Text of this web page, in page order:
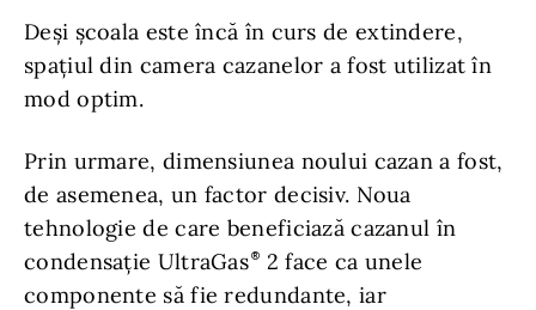
Deși școala este încă în curs de extindere,
spațiul din camera cazanelor a fost utilizat în
mod optim.
Prin urmare, dimensiunea noului cazan a fost,
de asemenea, un factor decisiv. Noua
tehnologie de care beneficiază cazanul în
condensație UltraGas
2 face ca unele
componente să fie redundante, iar